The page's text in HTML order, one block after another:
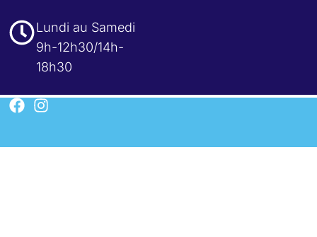
Lundi au Samedi
9h-12h30/14h-
18h30